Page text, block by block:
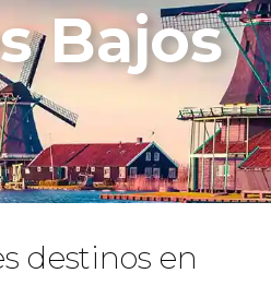
Bajos
destinos en